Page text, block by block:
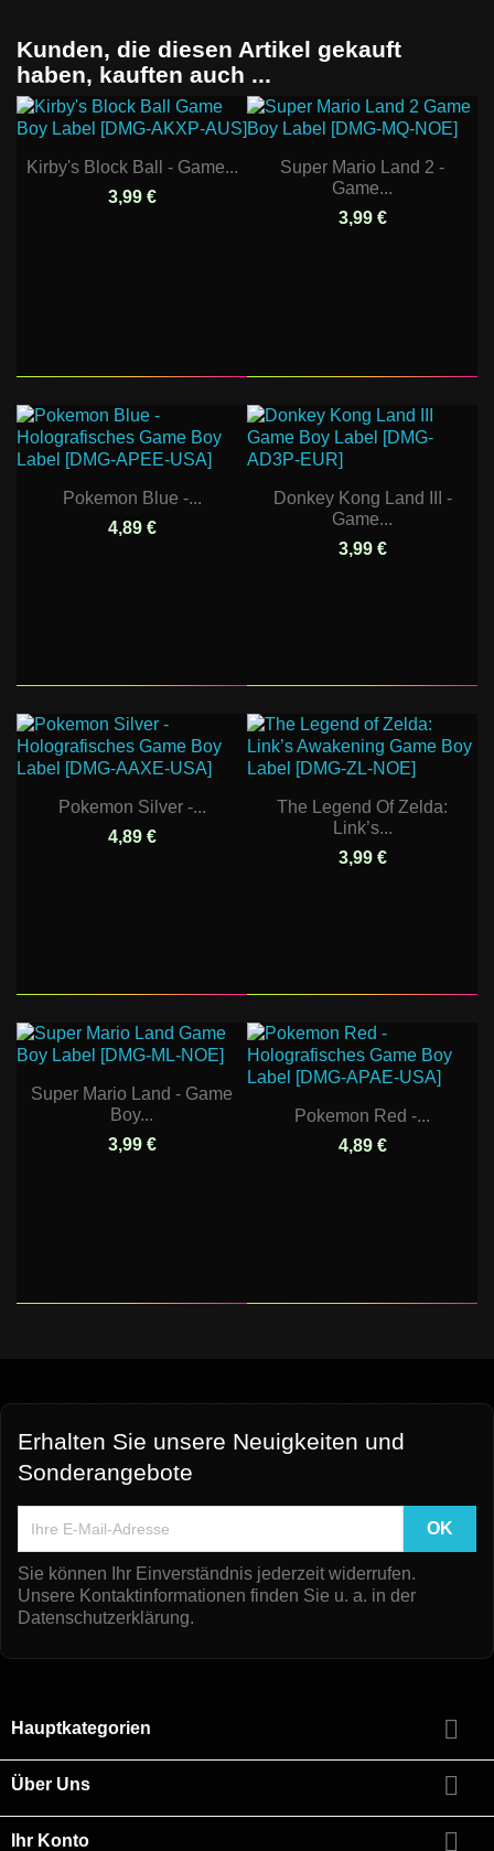
Kunden, die diesen Artikel gekauft
haben, kauften auch ...
Kirby's Block Ball - Game...
3,99 €
Super Mario Land 2 -
Game...
3,99 €
Pokemon Blue -...
4,89 €
Donkey Kong Land III -
Game...
3,99 €
Pokemon Silver -...
4,89 €
The Legend Of Zelda:
Link’s...
3,99 €
Super Mario Land - Game
Boy...
3,99 €
Pokemon Red -...
4,89 €
Erhalten Sie unsere Neuigkeiten und
Sonderangebote
Sie können Ihr Einverständnis jederzeit widerrufen.
Unsere Kontaktinformationen finden Sie u. a. in der
Datenschutzerklärung.
Hauptkategorien 
Über Uns 
Ihr Konto 